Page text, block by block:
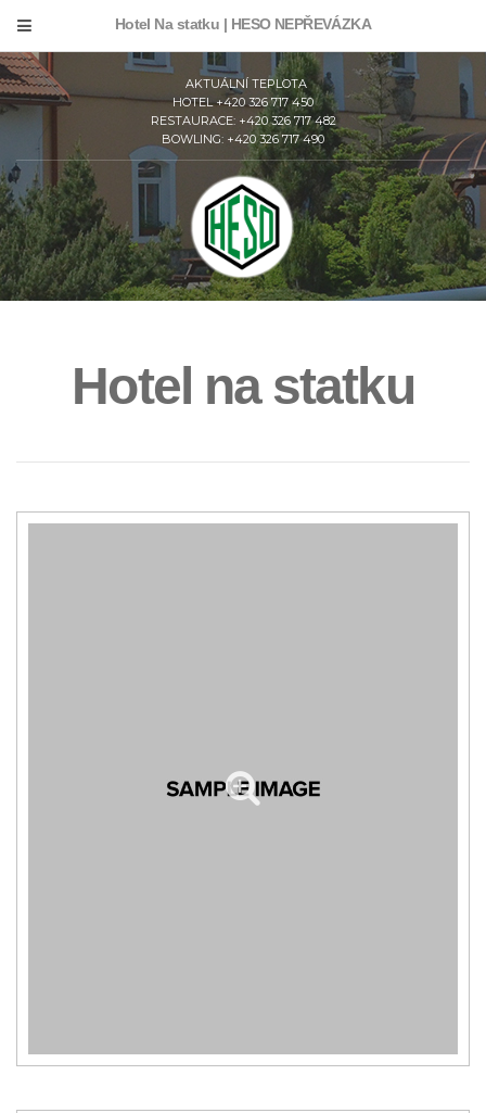
Hotel Na statku | HESO NEPŘEVÁZKA
AKTUÁLNÍ TEPLOTA
HOTEL +420 326 717 450
RESTAURACE: +420 326 717 482
BOWLING: +420 326 717 490
Hotel na statku